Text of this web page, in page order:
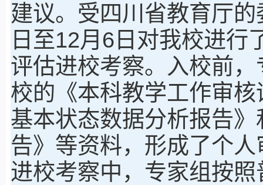
建议。受四川省教育厅
日至12月6日对我校进行
评估进校考察。入校前
校的《本科教学工作审
基本状态数据分析报告
告》等资料，形成了个
进校考察中，专家组按